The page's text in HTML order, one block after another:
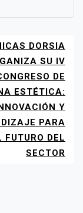
DORSIA
SU IV
DE
ESTÉTICA:
Y
PARA
FUTURO DEL
SECTOR